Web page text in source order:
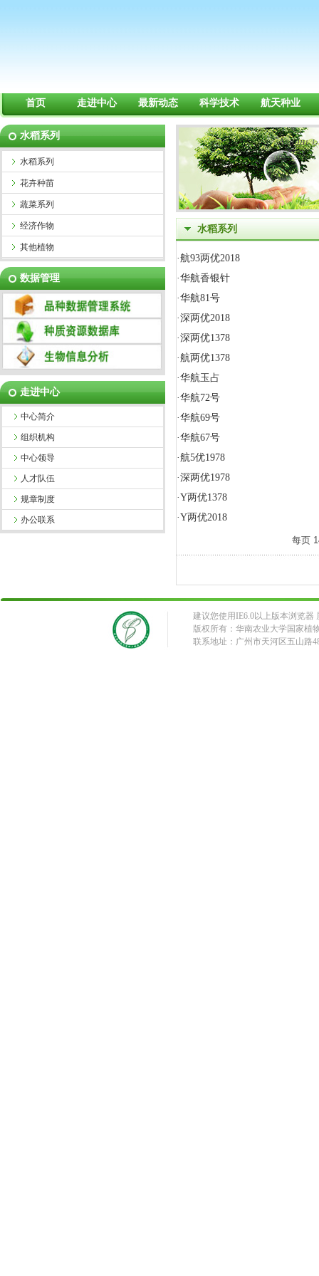
首页 走进中心 最新动态 科学技术 航天种业
水稻系列
水稻系列
花卉种苗
蔬菜系列
经济作物
其他植物
数据管理
走进中心
中心简介
组织机构
中心领导
人才队伍
规章制度
办公联系
水稻系列
·航93两优2018
·华航香银针
·华航81号
·深两优2018
·深两优1378
·航两优1378
·华航玉占
·华航72号
·华航69号
·华航67号
·航5优1978
·深两优1978
·Y两优1378
·Y两优2018
每页
建议您使用IE6.0以上版本浏览器
版权所有：华南农业大学国家植
联系地址：广州市天河区五山路